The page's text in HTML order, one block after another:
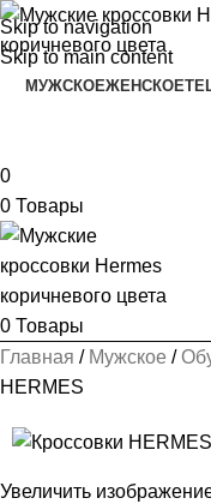
Skip to navigation
Skip to main content
МУЖСКОЕЖЕНСКОЕ
0
0 Товары
0 Товары
Главная
Мужское
HERMES
Увеличить